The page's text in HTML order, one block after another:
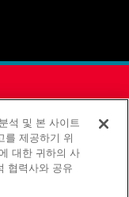
는 연
.
석 및 본 사이트
를 제공하기 위
대한 귀하의 사
협력사와 공유